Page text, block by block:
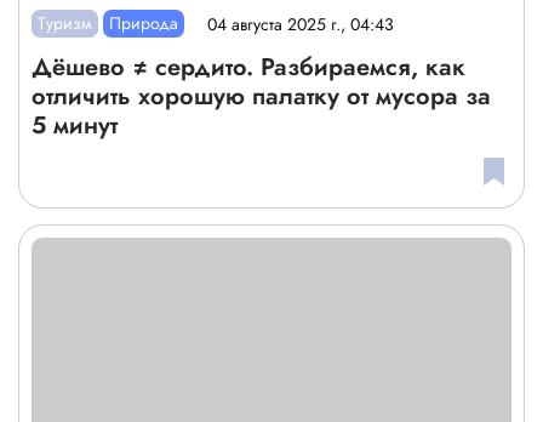
Туризм Природа 04 августа 2025 г., 04:43
Дёшево ≠ сердито. Разбираемся, как
отличить хорошую палатку от мусора за
5 минут